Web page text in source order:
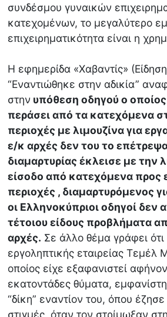
συνδέσμου γυναικών
κατεχομένων, το μεγαλύτερο
επιχειρηματικότητα είναι η
Η εφημερίδα «Χαβαντίς»
“Εναντιώθηκε στην αδικία”
στην υπόθεση οδηγού ο
περάσει από τα κατεχόμενα
περιοχές με λιμουζίνα για
ε/κ αρχές δεν του το
διαμαρτυρίας έκλεισε με την
είσοδο από κατεχόμενα προς
περιοχές , διαμαρτυρόμενος
οι Ελληνοκύπριοι οδηγοί δεν
τέτοιου είδους προβλήματα
αρχές. Σε άλλο θέμα γράφει ότι
εργοληπτικής εταιρείας Τεμέλ
οποίος είχε εξαφανιστεί
εκατοντάδες θύματα,
“δίκη” εναντίον του, όπου
στιγμές, όταν τον στρίμωξαν